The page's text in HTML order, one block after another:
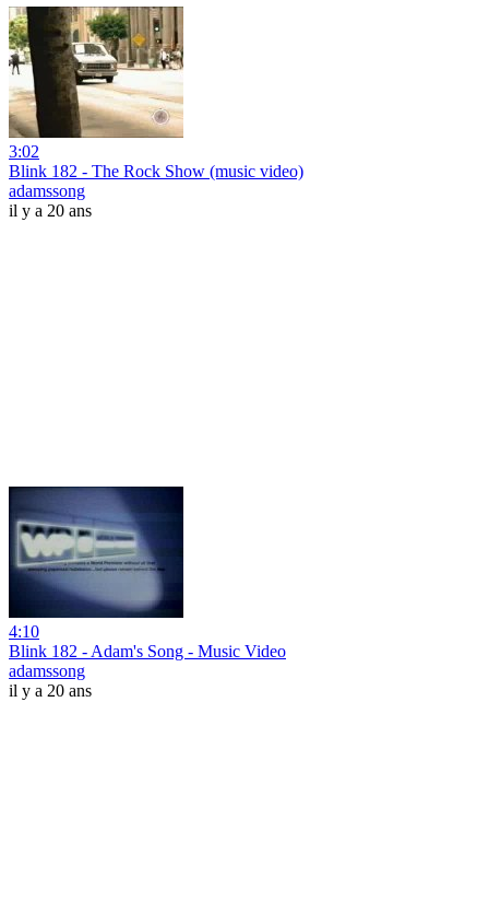
3:02
Blink 182 - The Rock Show (music video)
adamssong
il y a 20 ans
4:10
Blink 182 - Adam's Song - Music Video
adamssong
il y a 20 ans